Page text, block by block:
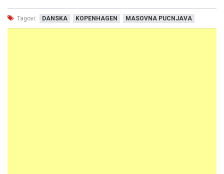
Tagovi: DANSKA KOPENHAGEN MASOVNA PUCNJAVA